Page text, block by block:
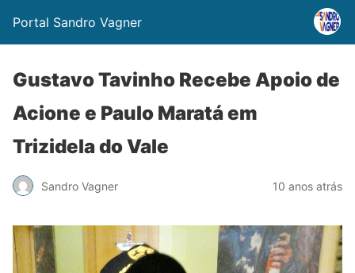
Portal Sandro Vagner
Gustavo Tavinho Recebe Apoio de
Acione e Paulo Maratá em
Trizidela do Vale
Sandro Vagner 10 anos atrás